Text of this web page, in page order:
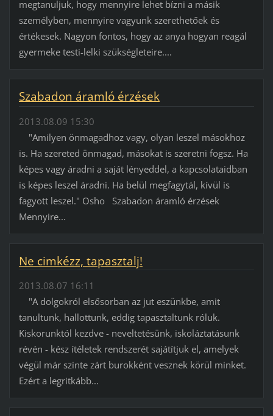
megtanuljuk, hogy mennyire lehet bízni a másik
személyben, mennyire vagyunk szerethetőek és
értékesek. Nagyon fontos, hogy az anya hogyan reagál
gyermeke testi-lelki szükségleteire....
Szabadon áramló érzések
2013.08.09 15:30
"Amilyen önmagadhoz vagy, olyan leszel másokhoz
is. Ha szereted önmagad, másokat is szeretni fogsz. Ha
képes vagy áradni a saját lényeddel, a kapcsolataidban
is képes leszel áradni. Ha belül megfagytál, kívül is
fagyott leszel." Osho Szabadon áramló érzések
Mennyire...
Ne cimkézz, tapasztalj!
2013.08.07 16:11
"A dolgokról elsősorban az jut eszünkbe, amit
tanultunk, hallottunk, eddig tapasztaltunk róluk.
Kiskorunktól kezdve - neveltetésünk, iskoláztatásunk
révén - kész ítéletek rendszerét sajátítjuk el, amelyek
végül már szinte zárt burokként vesznek körül minket.
Ezért a legritkább...